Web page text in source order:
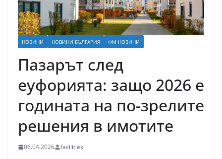
НОВИНИ НОВИНИ БЪЛГАРИЯ ФМ НОВИНИ
Пазарът след
еуфорията: защо 2026 е
годината на по-зрелите
решения в имотите
06.04.2026 facilities